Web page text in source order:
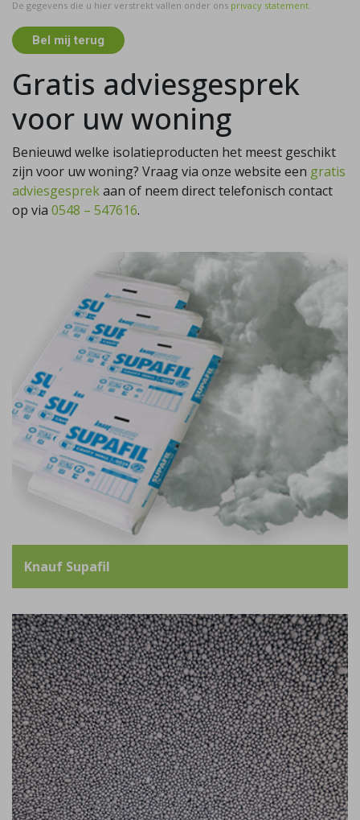
De gegevens die u hier verstrekt vallen onder ons privacy statement.
Bel mij terug
Gratis adviesgesprek
voor uw woning
Benieuwd welke isolatieproducten het meest geschikt
zijn voor uw woning? Vraag via onze website een gratis
adviesgesprekaan of neem direct telefonisch contact
op via 0548 – 547616.
Knauf Supafil